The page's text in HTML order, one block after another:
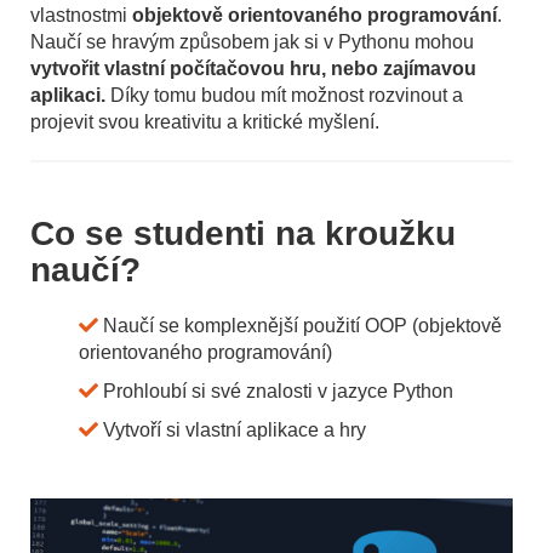
vlastnostmi objektově orientovaného programování.
Naučí se hravým způsobem jak si v Pythonu mohou
vytvořit vlastní počítačovou hru, nebo zajímavou
aplikaci. Díky tomu budou mít možnost rozvinout a
projevit svou kreativitu a kritické myšlení.
Co se studenti na kroužku
naučí?
Naučí se komplexnější použití OOP (objektově
orientovaného programování)
Prohloubí si své znalosti v jazyce Python
Vytvoří si vlastní aplikace a hry